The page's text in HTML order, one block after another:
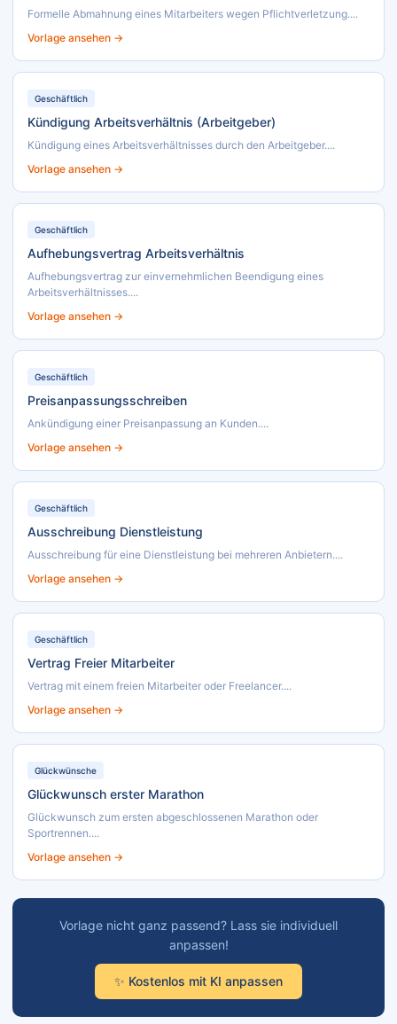
Formelle Abmahnung eines Mitarbeiters wegen Pflichtverletzung....
Vorlage ansehen →
Geschäftlich
Kündigung Arbeitsverhältnis (Arbeitgeber)
Kündigung eines Arbeitsverhältnisses durch den Arbeitgeber....
Vorlage ansehen →
Geschäftlich
Aufhebungsvertrag Arbeitsverhältnis
Aufhebungsvertrag zur einvernehmlichen Beendigung eines
Arbeitsverhältnisses....
Vorlage ansehen →
Geschäftlich
Preisanpassungsschreiben
Ankündigung einer Preisanpassung an Kunden....
Vorlage ansehen →
Geschäftlich
Ausschreibung Dienstleistung
Ausschreibung für eine Dienstleistung bei mehreren Anbietern....
Vorlage ansehen →
Geschäftlich
Vertrag Freier Mitarbeiter
Vertrag mit einem freien Mitarbeiter oder Freelancer....
Vorlage ansehen →
Glückwünsche
Glückwunsch erster Marathon
Glückwunsch zum ersten abgeschlossenen Marathon oder
Sportrennen....
Vorlage ansehen →
Vorlage nicht ganz passend? Lass sie individuell
anpassen!
✨ Kostenlos mit KI anpassen